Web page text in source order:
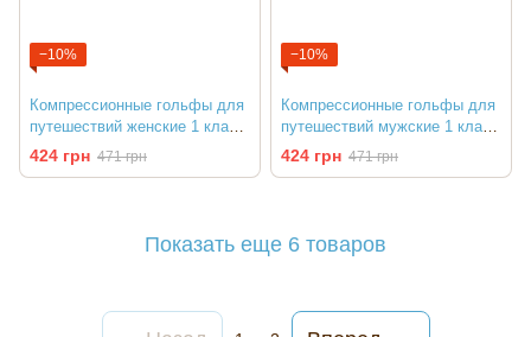
−10%
Компрессионные гольфы для
путешествий женские 1 класс
компрессии Pani Teresa Travel
PT-0419
424 грн 471 грн
−10%
Компрессионные гольфы для
путешествий мужские 1 класс
компрессии Pani Teresa Travel
PT-0418
424 грн 471 грн
Показать еще 6 товаров